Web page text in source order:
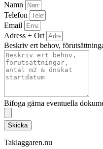
Namn
Telefon
Email
Adress + Ort
Beskriv ert behov,
Bifoga gärna eventuella
Skicka
Taklaggaren.nu